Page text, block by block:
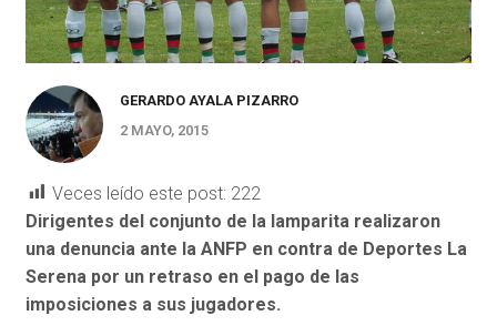
GERARDO AYALA PIZARRO
2 MAYO, 2015
Veces leído este post: 222
Dirigentes del conjunto de la lamparita realizaron
una denuncia ante la ANFP en contra de Deportes La
Serena por un retraso en el pago de las
imposiciones a sus jugadores.